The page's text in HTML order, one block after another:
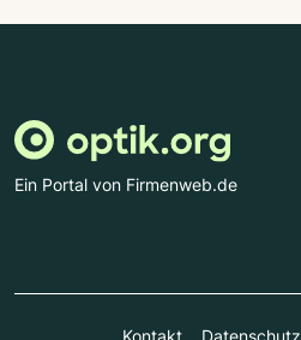
Ein Portal von Firmenweb.de